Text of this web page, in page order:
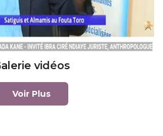
vidéos
Voir Plus